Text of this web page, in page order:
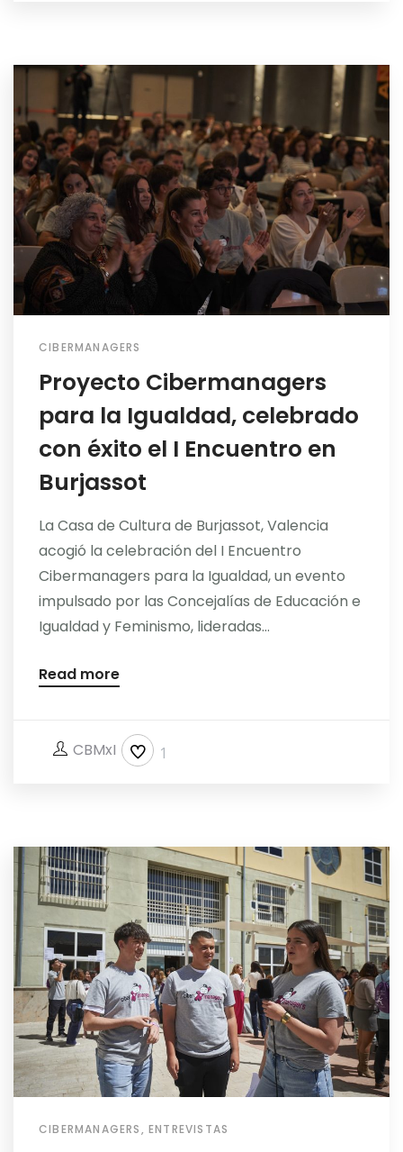
CIBERMANAGERS
Proyecto Cibermanagers
para la Igualdad, celebrado
con éxito el I Encuentro en
Burjassot
La Casa de Cultura de Burjassot, Valencia
acogió la celebración del I Encuentro
Cibermanagers para la Igualdad, un evento
impulsado por las Concejalías de Educación e
Igualdad y Feminismo, lideradas...
Read more
CBMxI 1
CIBERMANAGERS,ENTREVISTAS